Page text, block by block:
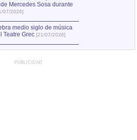
Mercedes Sosa durante
07/2026]
medio siglo de música
Teatre Grec [21/07/2026]
PUBLICIDAD